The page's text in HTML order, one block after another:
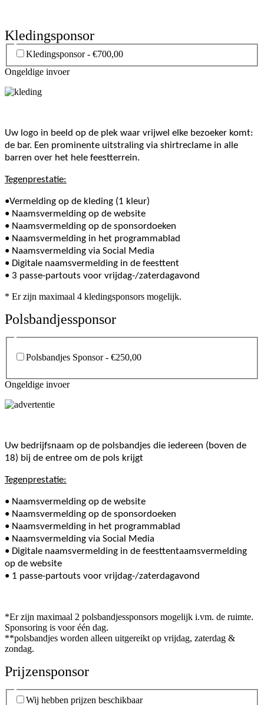
Kledingsponsor
Kledingsponsor - €700,00
Ongeldige invoer
Uw logo in beeld op de plek waar vrijwel elke bezoeker komt:
de bar. Een prominente uitstraling via shirtreclame in alle
barren over het hele feestterrein.
Tegenprestatie:
•Vermelding op de kleding (1 kleur)
• Naamsvermelding op de website
• Naamsvermelding op de sponsordoeken
• Naamsvermelding in het programmablad
• Naamsvermelding via Social Media
• Digitale naamsvermelding in de feesttent
• 3 passe-partouts voor vrijdag-/zaterdagavond
* Er zijn maximaal 4 kledingsponsors mogelijk.
Polsbandjessponsor
Polsbandjes Sponsor - €250,00
Ongeldige invoer
Uw bedrijfsnaam op de polsbandjes die iedereen (boven de
18) bij de entree om de pols krijgt
Tegenprestatie:
• Naamsvermelding op de website
• Naamsvermelding op de sponsordoeken
• Naamsvermelding in het programmablad
• Naamsvermelding via Social Media
• Digitale naamsvermelding in de feesttentaamsvermelding
op de website
• 1 passe-partouts voor vrijdag-/zaterdagavond
*Er zijn maximaal 2 polsbandjessponsors mogelijk i.vm. de ruimte.
Sponsoring is voor één dag.
**polsbandjes worden alleen uitgereikt op vrijdag, zaterdag &
zondag.
Prijzensponsor
Wij hebben prijzen beschikbaar